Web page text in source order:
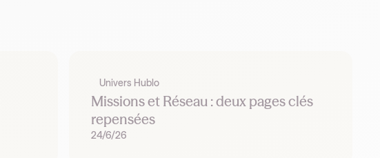
Univers Hublo
Missions et Réseau : deux pages clés
repensées
24/6/26